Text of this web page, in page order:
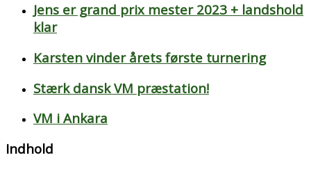
Jens er grand prix mester 2023 + landshold
klar
Karsten vinder årets første turnering
Stærk dansk VM præstation!
VM i Ankara
Indhold